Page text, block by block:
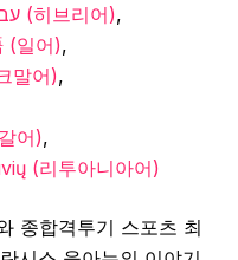
(히브리어)
(일어)
말어)
어)
(리투아니아어)
종합격투기 스포츠 최